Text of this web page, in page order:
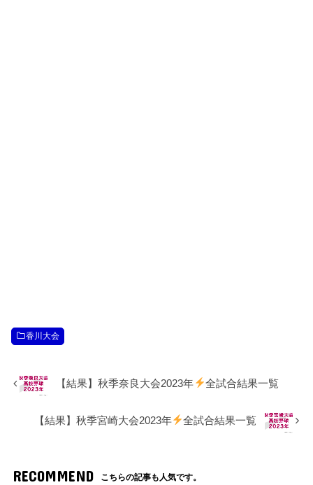
香川大会
【結果】秋季奈良大会2023年 全試合結果一覧
【結果】秋季宮崎大会2023年 全試合結果一覧
RECOMMEND こちらの記事も人気です。